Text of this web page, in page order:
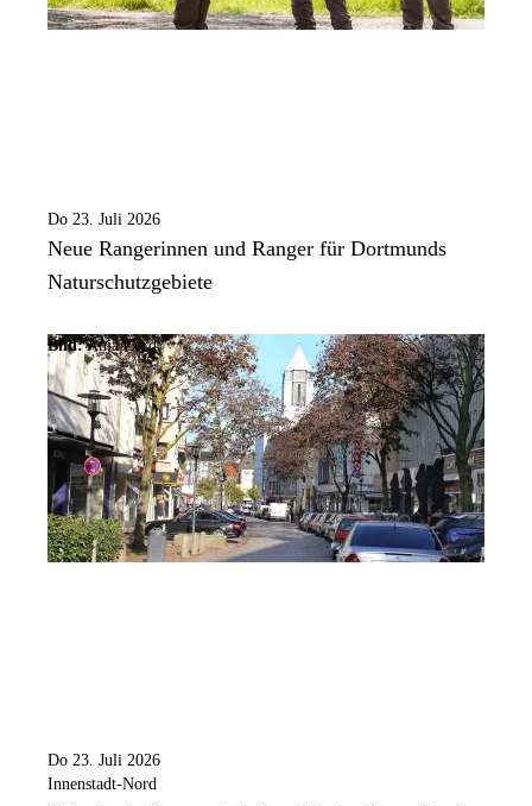
Do 23. Juli 2026
Neue Rangerinnen und Ranger für Dortmunds
Naturschutzgebiete
Bild: Anja Cord
Do 23. Juli 2026
Innenstadt-Nord